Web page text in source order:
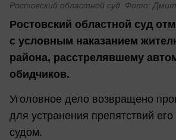
Ростовский областной суд. Фото:
Ростовский областной суд
с условным наказанием
района, расстрелявшему
обидчиков.
Уголовное дело возвращено
для устранения препятствий
судом.